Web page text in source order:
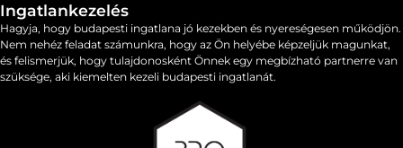
Ingatlankezelés
Hagyja, hogy budapesti ingatlana jó kezekben és nyereségesen működjön.
Nem nehéz feladat számunkra, hogy az Ön helyébe képzeljük magunkat,
és felismerjük, hogy tulajdonosként Önnek egy megbízható partnerre van
szüksége, aki kiemelten kezeli budapesti ingatlanát.